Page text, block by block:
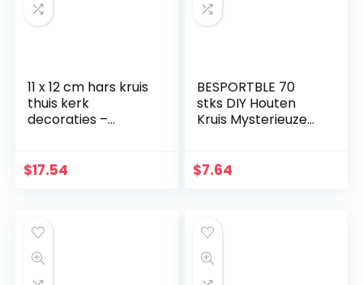
11 x 12 cm hars kruis
thuis kerk
decoraties –
decoratie – plank
vieringen
$17.54
BESPORTBLE 70
stks DIY Houten
Kruis Mysterieuze
Ornamenten Jezus
$7.64